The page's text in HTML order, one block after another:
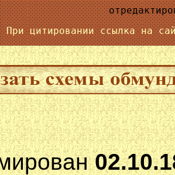
При цитировании ссылка на